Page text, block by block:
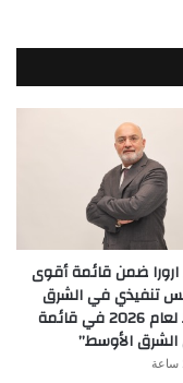
ضمن قائمة أقوى
رئيس تنفيذي في الشرق
الأوسط لعام 2026 في قائمة
الأوسط”